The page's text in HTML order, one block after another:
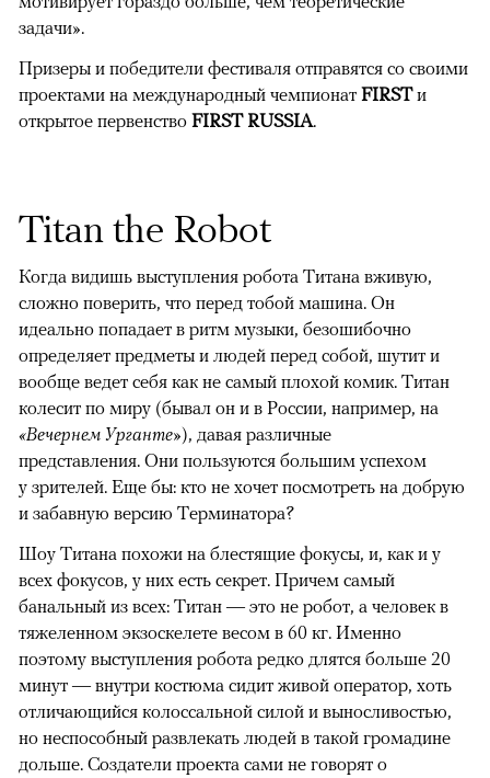
задачи».
Призеры и победители фестиваля отправятся со своими
проектами на международный чемпионат FIRSTи
открытое первенство FIRST RUSSIA.
Titan the Robot
Когда видишь выступления робота Титана вживую,
сложно поверить, что перед тобой машина. Он
идеально попадает в ритм музыки, безошибочно
определяет предметы и людей перед собой, шутит и
вообще ведет себя как не самый плохой комик. Титан
колесит по миру (бывал он и в России, например, на
«Вечернем Урганте»), давая различные
представления. Они пользуются большим успехом
у зрителей. Еще бы: кто не хочет посмотреть на добрую
и забавную версию Терминатора?
Шоу Титана похожи на блестящие фокусы, и, как и у
всех фокусов, у них есть секрет. Причем самый
банальный из всех: Титан — это не робот, а человек в
тяжеленном экзоскелете весом в 60 кг. Именно
поэтому выступления робота редко длятся больше 20
минут — внутри костюма сидит живой оператор, хоть
отличающийся колоссальной силой и выносливостью,
но неспособный развлекать людей в такой громадине
дольше. Создатели проекта сами не говорят о